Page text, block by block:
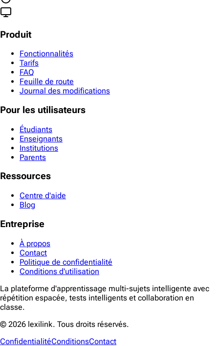
Produit
Fonctionnalités
Tarifs
FAQ
Feuille de route
Journal des modifications
Pour les utilisateurs
Étudiants
Enseignants
Institutions
Parents
Ressources
Centre d'aide
Blog
Entreprise
À propos
Contact
Politique de confidentialité
Conditions d'utilisation
La plateforme d'apprentissage multi-sujets intelligente avec
répétition espacée, tests intelligents et collaboration en
classe.
© 2026 lexilink. Tous droits réservés.
ConfidentialitéConditionsContact